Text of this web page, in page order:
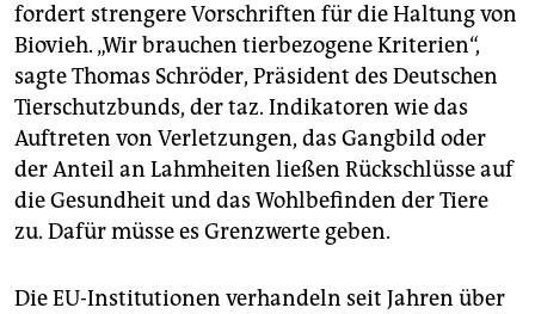
abo
genossenschaft
epaper login
fordert strengere Vorschriften für die Haltung von
Biovieh. „Wir brauchen tierbezogene Kriterien“,
sagte Thomas Schröder, Präsident des Deutschen
Tierschutzbunds, der taz. Indikatoren wie das
Auftreten von Verletzungen, das Gangbild oder
der Anteil an Lahmheiten ließen Rückschlüsse auf
die Gesundheit und das Wohlbefinden der Tiere
zu. Dafür müsse es Grenzwerte geben.
Die EU-Institutionen verhandeln seit Jahren über